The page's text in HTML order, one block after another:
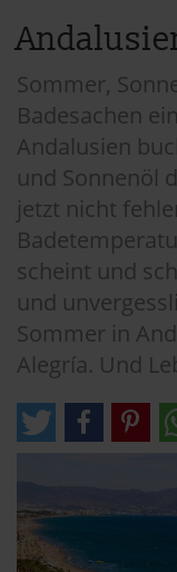
Sommer,
Badesachen
Andalusien
und Sonnenöl
jetzt nicht
scheint und
und
Sommer in
Alegría. Und